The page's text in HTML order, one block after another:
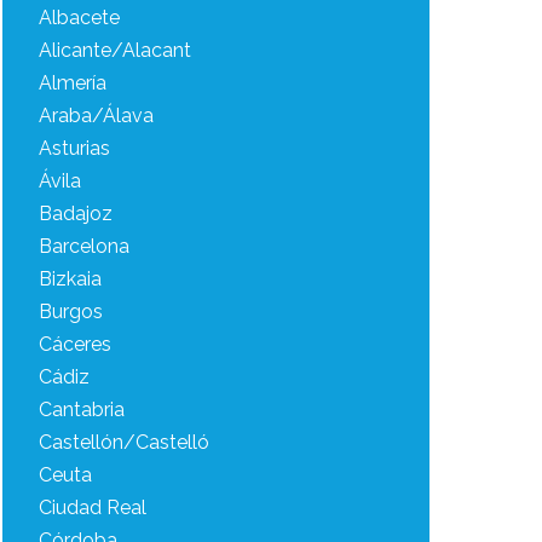
Albacete
Alicante/Alacant
Almería
Araba/Álava
Asturias
Ávila
Badajoz
Barcelona
Bizkaia
Burgos
Cáceres
Cádiz
Cantabria
Castellón/Castelló
Ceuta
Ciudad Real